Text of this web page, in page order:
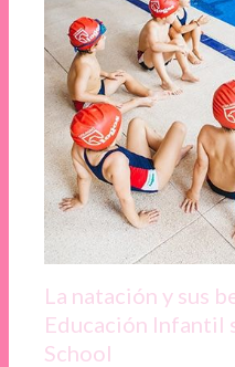
La natación y sus
Educación Infantil
School